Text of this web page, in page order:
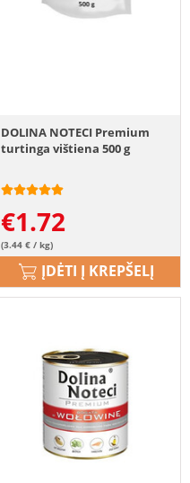
DOLINA NOTECI Premium
turtinga vištiena 500 g
€1.72
(3.44 € / kg)
ĮDĖTI Į KREPŠELĮ